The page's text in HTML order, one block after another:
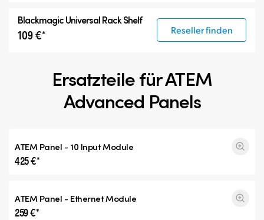
Blackmagic Universal Rack Shelf
109 €* Reseller finden
Ersatzteile für ATEM
Advanced Panels
ATEM Panel - 10 Input Module
425 €*
ATEM Panel - Ethernet Module
259 €*